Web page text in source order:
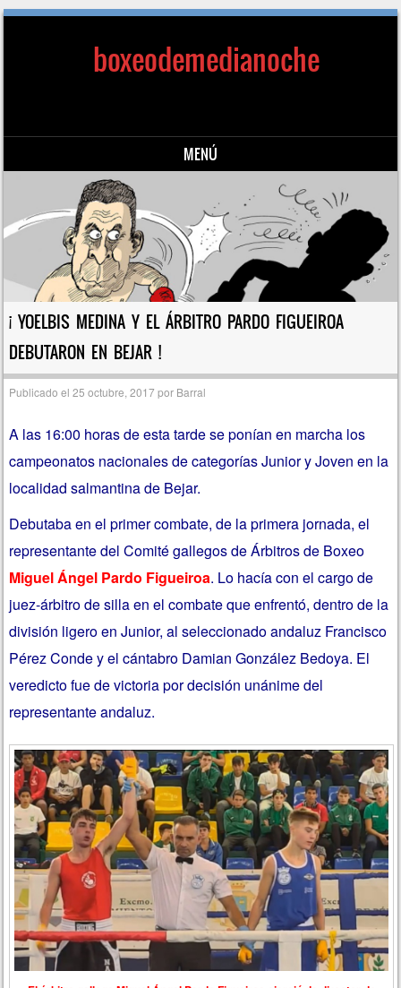
boxeodemedianoche
MENÚ
Saltar al contenido
¡ YOELBIS MEDINA Y EL ÁRBITRO PARDO FIGUEIROA
DEBUTARON EN BEJAR !
Publicado el25 octubre, 2017por Barral
A las 16:00 horas de esta tarde se ponían en marcha los
campeonatos nacionales de categorías Junior y Joven en la
localidad salmantina de Bejar.
Debutaba en el primer combate, de la primera jornada, el
representante del Comité gallegos de Árbitros de Boxeo
Miguel Ángel Pardo Figueiroa. Lo hacía con el cargo de
juez-árbitro de silla en el combate que enfrentó, dentro de la
división ligero en Junior, al seleccionado andaluz Francisco
Pérez Conde y el cántabro Damian González Bedoya. El
veredicto fue de victoria por decisión unánime del
representante andaluz.